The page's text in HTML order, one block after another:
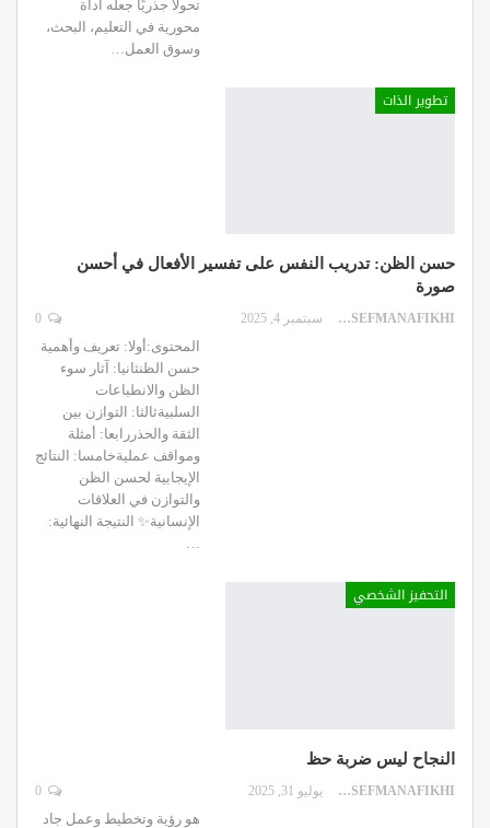
تحولًا جذريًا جعله أداة
محورية في التعليم، البحث،
وسوق العمل
تطوير الذات
حسن الظن: تدريب النفس على تفسير الأفعال في أحسن
صورة
DR.YOUSEFMANAFIKHI سبتمبر 4, 2025
المحتوى:أولا: تعريف وأهمية
حسن الظنثانيا: آثار سوء
الظن والانطباعات
السلبيةثالثا: التوازن بين
الثقة والحذررابعا: أمثلة
ومواقف عمليةخامسا: النتائج
الإيجابية لحسن الظن
والتوازن في العلاقات
الإنسانية✨ النتيجة النهائية:
…
التحفيز الشخصي
النجاح ليس ضربة حظ
DR.YOUSEFMANAFIKHI يوليو 31, 2025
هو رؤية وتخطيط وعمل جاد